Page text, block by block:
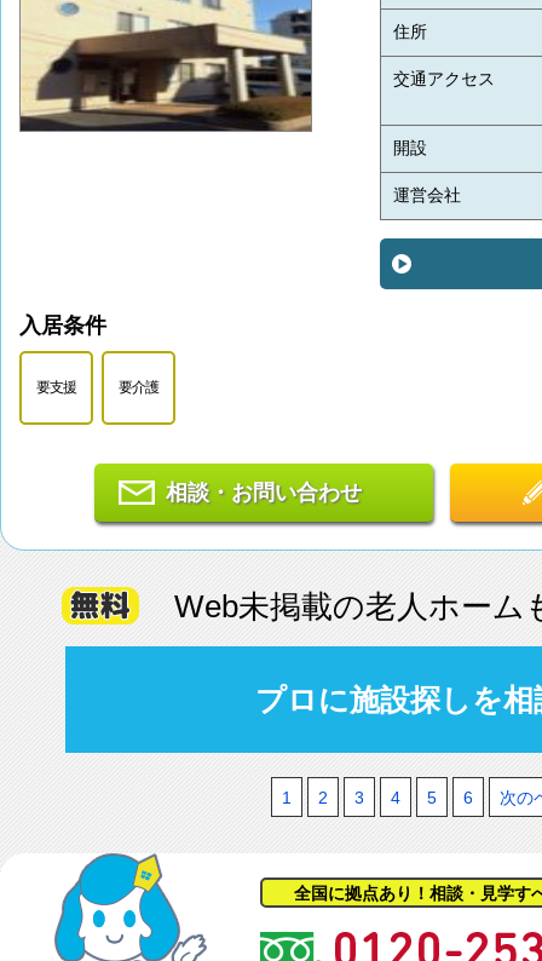
住所
交通アクセス
開設
運営会社
入居条件
要支援 要介護
相談・お問い合わせ
Web未掲載の老人ホーム
プロに施設探しを
1 2 3 4 5 6 次の
全国に拠点あり！相談・見学す